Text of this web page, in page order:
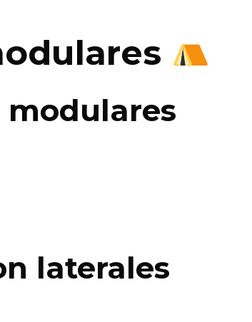
modulares
laterales